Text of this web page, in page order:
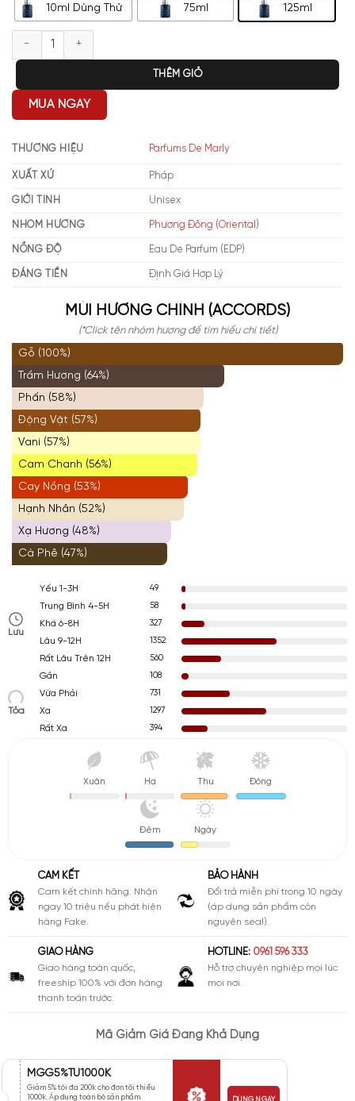
10ml Dùng Thử 75ml 125ml
Parfums de Marly Layton Exclusif EXP số lượng
THÊM GIỎ
MUA NGAY
THƯƠNG HIỆU Parfums De Marly
XUẤT XỨ Pháp
GIỚI TÍNH Unisex
NHÓM HƯƠNG Phương Đông (Oriental)
NỒNG ĐỘ Eau De Parfum (EDP)
ĐÁNG TIỀN Định Giá Hợp Lý
MÙI HƯƠNG CHÍNH (ACCORDS)
(*Click tên nhóm hương để tìm hiểu chi tiết)
Gỗ (100%)
Trầm Hương (64%)
Phấn (58%)
Động Vật (57%)
Vani (57%)
Cam Chanh (56%)
Cay Nồng (53%)
Hạnh Nhân (52%)
Xạ Hương (48%)
Cà Phê (47%)
Lưu
Yếu 1-3H
49
Trung Bình 4-5H
58
Khá 6-8H
327
Lâu 9-12H
1352
Rất Lâu Trên 12H
560
Tỏa
Gần
108
Vừa Phải
731
Xa
1297
Rất Xa
394
Xuân Hạ Thu Đông
Đêm Ngày
CAM KẾT
Cam kết chính hãng. Nhận
ngay 10 triệu nếu phát hiện
hàng Fake.
BẢO HÀNH
Đổi trả miễn phí trong 10 ngày
(áp dụng sản phẩm còn
nguyên seal).
GIAO HÀNG
Giao hàng toàn quốc,
freeship 100% với đơn hàng
thanh toán trước.
HOTLINE: 0961 596 333
Hỗ trợ chuyên nghiệp mọi lúc
mọi nơi.
Mã Giảm Giá Đang Khả Dụng
MGG5%TU1000K
Giảm 5% tối đa 200k cho đơn tối thiểu
1000k. Áp dụng toàn bộ sản phẩm.